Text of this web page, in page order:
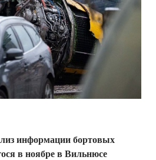
информации бортовых
в ноябре в Вильнюсе